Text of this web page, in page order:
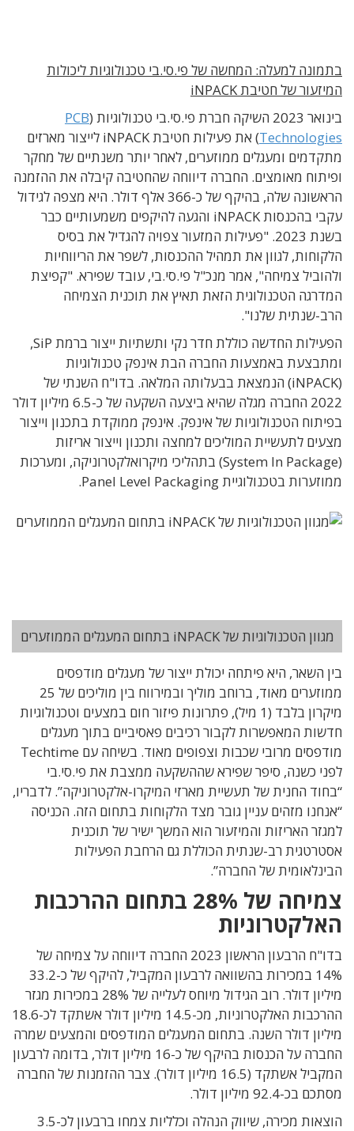
בתמונה למעלה: המחשה של פי.סי.בי טכנולוגיות ליכולות
המיזעור של חטיבת iNPACK
בינואר 2023 השיקה חברת פי.סי.בי טכנולוגיות (
PCB
Technologies
) את פעילות חטיבת iNPACK לייצור מארזים
מתקדמים ומעגלים ממוזערים, לאחר יותר משנתיים של מחקר
ופיתוח מאומצים. החברה דיווחה שהחטיבה קיבלה את ההזמנה
הראשונה שלה, בהיקף של כ-366 אלף דולר. היא מצפה לגידול
עקבי בהכנסות iNPACK והגעה להיקפים משמעותיים כבר
בשנת 2023. "פעילות המזעור צפויה להגדיל את בסיס
הלקוחות, לגוון את תמהיל ההכנסות, לשפר את הריווחיות
ולהוביל צמיחה", אמר מנכ"ל פי.סי.בי, עובד שפירא. "קפיצת
המדרגה הטכנולוגית הזאת תאיץ את תוכנית הצמיחה
הרב-שנתית שלנו".
הפעילות החדשה כוללת חדר נקי ותשתיות ייצור ברמת SiP,
ומתבצעת באמצעות החברה הבת אינפק טכנולוגיות
(iNPACK) הנמצאת בבעלותה המלאה. בדו"ח השנתי של
2022 החברה מגלה שהיא ביצעה השקעה של כ-6.5 מיליון דולר
בפיתוח הטכנולוגיות של אינפק. אינפק ממוקדת בתכנון וייצור
מצעים לתעשיית המוליכים למחצה ותכנון וייצור אריזות
(System In Package) בתהליכי מיקרואלקטרוניקה, ומערכות
ממוזערות בטכנולוגיית Panel Level Packaging.
מגוון הטכנולוגיות של iNPACK בתחום המעגלים הממוזערים
בין השאר, היא פיתחה יכולת ייצור של מעגלים מודפסים
ממוזערים מאוד, ברוחב מוליך ובמירווח בין מוליכים של 25
מיקרון בלבד (1 מיל), פתרונות פיזור חום במצעים וטכנולוגיות
חדשות המאפשרות לקבור רכיבים פאסיביים בתוך מעגלים
מודפסים מרובי שכבות וצפופים מאוד. בשיחה עם Techtime
לפני כשנה, סיפר שפירא שההשקעה ממצבת את פי.סי.בי
“בחוד החנית של תעשיית מארזי המיקרו-אלקטרוניקה”. לדבריו,
“אנחנו מזהים עניין גובר מצד הלקוחות בתחום הזה. הכניסה
למגזר האריזות והמיזעור הוא המשך ישיר של תוכנית
אסטרטגית רב-שנתית הכוללת גם הרחבת הפעילות
הבינלאומית של החברה”.
צמיחה של 28% בתחום ההרכבות
האלקטרוניות
בדו"ח הרבעון הראשון 2023 החברה דיווחה על צמיחה של
14% במכירות בהשוואה לרבעון המקביל, להיקף של כ-33.2
מיליון דולר. רוב הגידול מיוחס לעלייה של 28% במכירות מגזר
ההרכבות האלקטרוניות, מכ-14.5 מיליון דולר אשתקד לכ-18.6
מיליון דולר השנה. בתחום המעגלים המודפסים והמצעים שמרה
החברה על הכנסות בהיקף של כ-16 מיליון דולר, בדומה לרבעון
המקביל אשתקד (16.5 מיליון דולר). צבר ההזמנות של החברה
מסתכם בכ-92.4 מיליון דולר.
הוצאות מכירה, שיווק הנהלה וכלליות צמחו ברבעון לכ-3.5